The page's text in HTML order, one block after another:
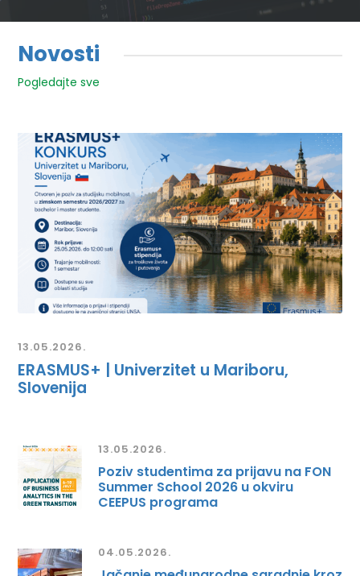
Novosti
Pogledajte sve
13.05.2026.
ERASMUS+ | Univerzitet u Mariboru,
Slovenija
13.05.2026.
Poziv studentima za prijavu na FON
Summer School 2026 u okviru
CEEPUS programa
04.05.2026.